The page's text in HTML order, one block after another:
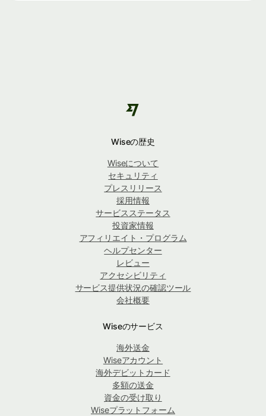
Wiseの歴史
Wiseについて
セキュリティ
プレスリリース
採用情報
サービスステータス
投資家情報
アフィリエイト・プログラム
ヘルプセンター
レビュー
アクセシビリティ
サービス提供状況の確認ツール
会社概要
Wiseのサービス
海外送金
Wiseアカウント
海外デビットカード
多額の送金
資金の受け取り
Wiseプラットフォーム